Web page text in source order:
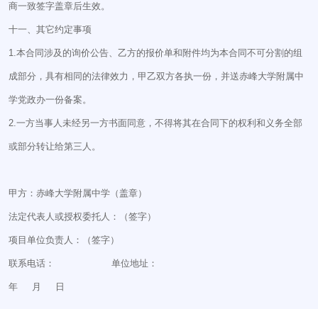
商一致签字盖章后生效。
十一、其它约定事项
1.本合同涉及的询价公告、乙方的报价单和附件均为本合同不可分割的组
成部分，具有相同的法律效力，甲乙双方各执一份，并送赤峰大学附属中
学党政办一份备案。
2.一方当事人未经另一方书面同意，不得将其在合同下的权利和义务全部
或部分转让给第三人。
甲方：赤峰大学附属中学（盖章）
法定代表人或授权委托人：（签字）
项目单位负责人：（签字）
联系电话： 单位地址：
年 月 日